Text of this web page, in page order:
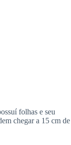
folhas e seu
chegar a 15 cm de